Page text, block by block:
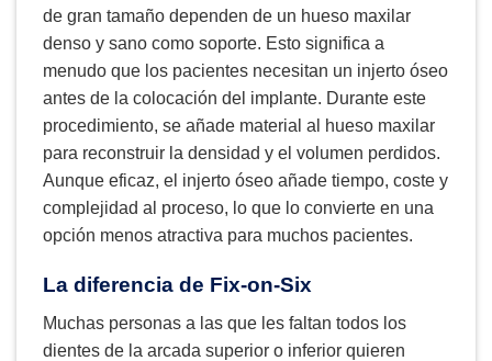
de gran tamaño dependen de un hueso maxilar
denso y sano como soporte. Esto significa a
menudo que los pacientes necesitan un injerto óseo
antes de la colocación del implante. Durante este
procedimiento, se añade material al hueso maxilar
para reconstruir la densidad y el volumen perdidos.
Aunque eficaz, el injerto óseo añade tiempo, coste y
complejidad al proceso, lo que lo convierte en una
opción menos atractiva para muchos pacientes.
La diferencia de Fix-on-Six
Muchas personas a las que les faltan todos los
dientes de la arcada superior o inferior quieren